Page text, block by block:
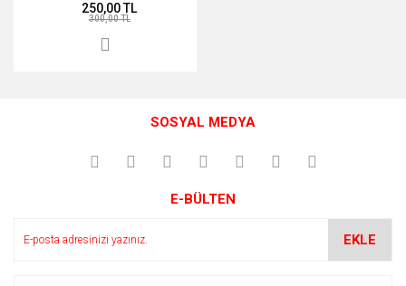
250,00 TL
300,00 TL
SOSYAL MEDYA
E-BÜLTEN
EKLE